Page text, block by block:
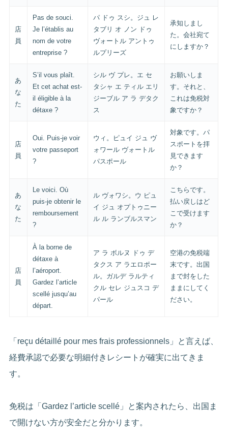
店
員
Pas de souci.
Je l’établis au
nom de votre
entreprise ?
パ ドゥ スシ。ジュ レ
タブリ オ ノン ドゥ
ヴォートル アントゥ
ルプリーズ
承知しまし
た。会社宛て
にしますか？
あ
な
た
S’il vous plaît.
Et cet achat est-
il éligible à la
détaxe ?
シル ヴ プレ。エ セ
タシャ エ ティル エリ
ジーブル ア ラ デタク
ス
お願いしま
す。それと、
これは免税対
象ですか？
店
員
Oui. Puis-je voir
votre passeport
?
ウィ。ピュイ ジュ ヴ
ォワール ヴォートル
パスポール
対象です。パ
スポートを拝
見できます
か？
あ
な
た
Le voici. Où
puis-je obtenir le
remboursement
?
ル ヴォワシ。ウ ピュ
イ ジュ オプトゥニー
ル ル ランブルスマン
こちらです。
払い戻しはど
こで受けます
か？
店
員
À la borne de
détaxe à
l’aéroport.
Gardez l’article
scellé jusqu’au
départ.
ア ラ ボルヌ ドゥ デ
タクス ア ラエロポー
ル。ガルデ ラルティ
クル セレ ジュスコ デ
パール
空港の免税端
末です。出国
まで封をした
ままにしてく
ださい。
「reçu détaillé pour mes frais professionnels」と言えば、
経費承認で必要な明細付きレシートが確実に出てきま
す。
免税は「Gardez l’article scellé」と案内されたら、出国ま
で開けない方が安全だと分かります。